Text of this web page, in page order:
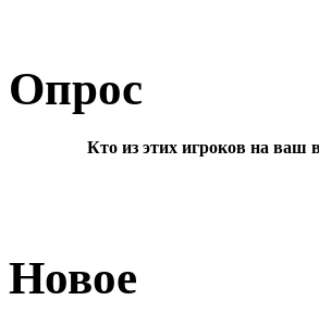
Опрос
Кто из этих игроков на ваш
Новое